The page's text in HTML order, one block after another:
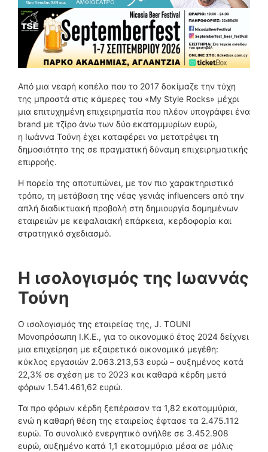
Από μια νεαρή κοπέλα που το 2017 δοκίμαζε την τύχη
της μπροστά στις κάμερες του «My Style Rocks» μέχρι
μια επιτυχημένη επιχειρηματία που πλέον υπογράφει ένα
brand με τζίρο άνω των δύο εκατομμυρίων ευρώ,
η Ιωάννα Τούνη έχει καταφέρει να μετατρέψει τη
δημοσιότητα της σε πραγματική δύναμη επιχειρηματικής
επιρροής.
Η πορεία της αποτυπώνει, με τον πιο χαρακτηριστικό
τρόπο, τη μετάβαση της νέας γενιάς influencers από την
απλή διαδικτυακή προβολή στη δημιουργία δομημένων
εταιρειών με κεφαλαιακή επάρκεια, κερδοφορία και
στρατηγικό σχεδιασμό.
Η ισολογισμός της Ιωαννάς
Τούνη
Ο ισολογισμός της εταιρείας της, J. TOUNI
Μονοπρόσωπη Ι.Κ.Ε., για το οικονομικό έτος 2024 δείχνει
μια επιχείρηση με εξαιρετικά οικονομικά μεγέθη:
κύκλος εργασιών 2.063.213,53 ευρώ – αυξημένος κατά
22,3% σε σχέση με το 2023 και καθαρά κέρδη μετά
φόρων 1.541.461,62 ευρώ.
Τα προ φόρων κέρδη ξεπέρασαν τα 1,82 εκατομμύρια,
ενώ η καθαρή θέση της εταιρείας έφτασε τα 2.475.112
ευρώ. Το συνολικό ενεργητικό ανήλθε σε 3.452.908
ευρώ, αυξημένο κατά 1,1 εκατομμύρια μέσα σε μόλις